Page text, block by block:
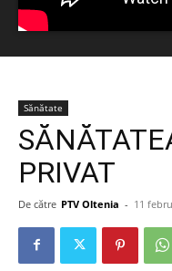
Sănătate
PRIVAT
De către PTV Oltenia - 11